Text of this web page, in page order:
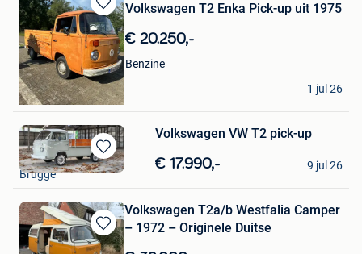
Bewaren
in
Mijn
Favorieten
Volkswagen T2 Enka Pick-up uit 1975
€ 20.250,-
Benzine
Vicky
Zichem
1 jul 26
Bewaren
in
Favorieten
Volkswagen VW T2 pick-up
€ 17.990,-
Klein_Quantum
Brugge
9 jul 26
Bewaren
Volkswagen T2a/b Westfalia Camper
– 1972 – Originele Duitse